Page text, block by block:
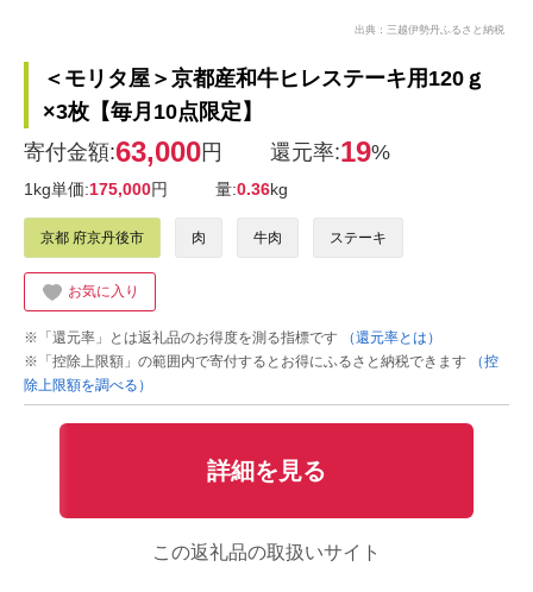
出典：三越伊勢丹ふるさと納税
＜モリタ屋＞京都産和牛ヒレステーキ用120ｇ
×3枚【毎月10点限定】
寄付金額:63,000円 還元率:19%
1kg単価:175,000円 量:0.36kg
京都 府京丹後市 肉 牛肉 ステーキ
お気に入り
※「還元率」とは返礼品のお得度を測る指標です
（還元率とは）
※「控除上限額」の範囲内で寄付するとお得にふるさと納税できます
（控
除上限額を調べる）
詳細を見る
この返礼品の取扱いサイト